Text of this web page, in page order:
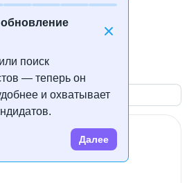
поиск
— теперь он
и охватывает
Далее
контакты